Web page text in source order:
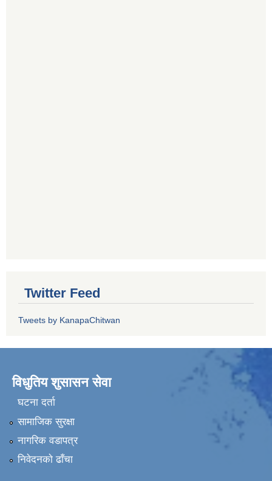
Twitter Feed
Tweets by KanapaChitwan
विधुतिय शुसासन सेवा
घटना दर्ता
सामाजिक सुरक्षा
नागरिक वडापत्र
निवेदनकाे ढाँचा